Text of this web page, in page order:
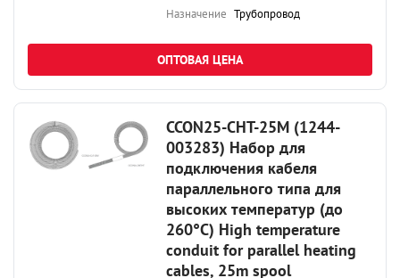
Назначение Трубопровод
ОПТОВАЯ ЦЕНА
CCON25-CHT-25M (1244-
003283) Набор для
подключения кабеля
параллельного типа для
высоких температур (до
260°С) High temperature
conduit for parallel heating
cables, 25m spool